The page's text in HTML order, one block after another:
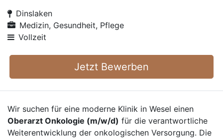
Dinslaken
Medizin, Gesundheit, Pflege
Vollzeit
Jetzt Bewerben
Wir suchen für eine moderne Klinik in Wesel einen
Oberarzt Onkologie (m/w/d) für die verantwortliche
Weiterentwicklung der onkologischen Versorgung. Die